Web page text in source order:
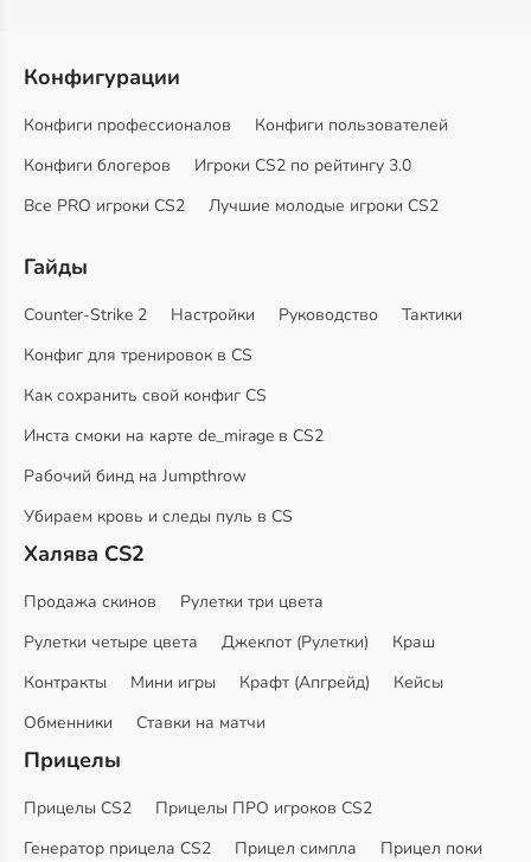
Конфигурации
Конфиги профессионалов
Конфиги пользователей
Конфиги блогеров
Игроки CS2 по рейтингу 3.0
Все PRO игроки CS2
Лучшие молодые игроки CS2
Гайды
Counter-Strike 2 Настройки Руководство
Тактики
Конфиг для тренировок в CS
Как сохранить свой конфиг CS
Инста смоки на карте de_mirage в CS2
Рабочий бинд на Jumpthrow
Убираем кровь и следы пуль в CS
Халява CS2
Продажа скинов
Рулетки три цвета
Рулетки четыре цвета
Джекпот (Рулетки)
Краш
Контракты
Мини игры Крафт (Апгрейд)
Кейсы
Обменники
Ставки на матчи
Прицелы
Прицелы CS2
Прицелы ПРО игроков CS2
Генератор прицела CS2
Прицел симпла
Прицел поки